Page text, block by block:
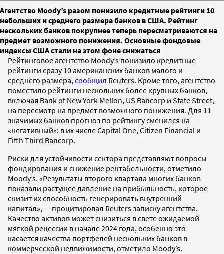
Агентство Moody’s разом понизило кредитные рейтинги 10
небольших и среднего размера банков в США. Рейтинг
нескольких банков покрупнее теперь пересматриваются на
предмет возможного понижения. Основные фондовые
индексы США стали на этом фоне снижаться
Рейтинговое агентство Moody’s понизило кредитные
рейтинги сразу 10 американских банков малого и
среднего размера, сообщил Reuters. Кроме того, агентство
поместило рейтинги нескольких более крупных банков,
включая Bank of New York Mellon, US Bancorp и State Street,
на пересмотр на предмет возможного понижения. Для 11
значимых банков прогноз по рейтингу сменился на
«негативный»: в их числе Capital One, Citizen Financial и
Fifth Third Bancorp.
Риски для устойчивости сектора представляют вопросы
фондирования и снижение рентабельности, отметило
Moody’s. «Результаты второго квартала многих банков
показали растущее давление на прибыльность, которое
снизит их способность генерировать внутренний
капитал», — процитировал Reuters записку агентства.
Качество активов может снизиться в свете ожидаемой
мягкой рецессии в начале 2024 года, особенно это
касается качества портфелей нескольких банков в
коммерческой недвижимости, отметило Moody’s.